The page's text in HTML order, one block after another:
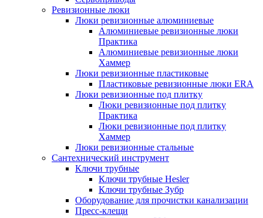
Ревизионные люки
Люки ревизионные алюминиевые
Алюминиевые ревизионные люки
Практика
Алюминиевые ревизионные люки
Хаммер
Люки ревизионные пластиковые
Пластиковые ревизионные люки ERA
Люки ревизионные под плитку
Люки ревизионные под плитку
Практика
Люки ревизионные под плитку
Хаммер
Люки ревизионные стальные
Сантехнический инструмент
Ключи трубные
Ключи трубные Hesler
Ключи трубные Зубр
Оборудование для прочистки канализации
Пресс-клещи